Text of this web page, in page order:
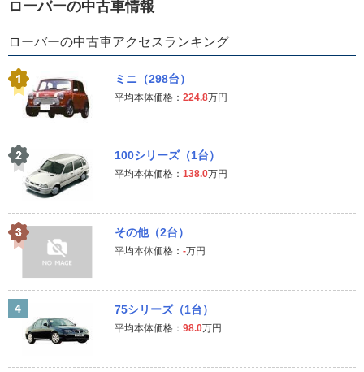
ローバーの中古車情報
ローバーの中古車アクセスランキング
ミニ（298台）
平均本体価格： 224.8万円
100シリーズ（1台）
平均本体価格： 138.0万円
その他（2台）
平均本体価格： -万円
4 75シリーズ（1台）
平均本体価格： 98.0万円